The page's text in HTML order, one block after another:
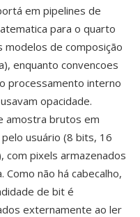
em pipelines de
para o quarto
modelos de composição
enquanto convencoes
processamento interno
opacidade.
amostra brutos em
usuário (8 bits, 16
com pixels armazenados
não há cabecalho,
de bit é
externamente ao ler